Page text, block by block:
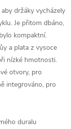
držáky vycházely
Je přitom dbáno,
kompaktní.
a plata z vysoce
nízké hmotnosti.
otvory, pro
integrováno, pro
duralu